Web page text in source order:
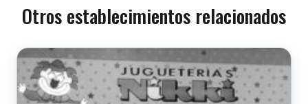
Otros establecimientos relacionados